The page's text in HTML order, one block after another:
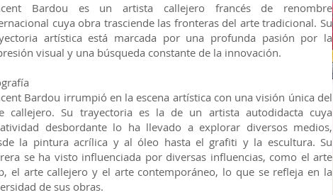
Bardou es un artista callejero francés de renombre
cuya obra trasciende las fronteras del arte tradicional. Su
artística está marcada por una profunda pasión por la
visual y una búsqueda constante de la innovación.
Bardou irrumpió en la escena artística con una visión única del
callejero. Su trayectoria es la de un artista autodidacta cuya
desbordante lo ha llevado a explorar diversos medios,
la pintura acrílica y al óleo hasta el grafiti y la escultura. Su
se ha visto influenciada por diversas influencias, como el arte
el arte callejero y el arte contemporáneo, lo que se refleja en la
de sus obras.